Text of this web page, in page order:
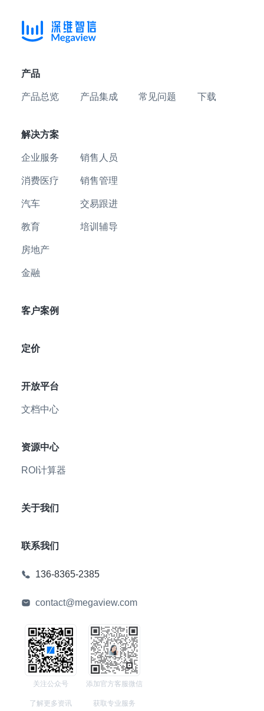
产品
产品总览 产品集成 常见问题 下载
解决方案
企业服务
消费医疗
汽车
教育
房地产
金融
销售人员
销售管理
交易跟进
培训辅导
客户案例
定价
开放平台
文档中心
资源中心
ROI计算器
关于我们
联系我们
136-8365-2385
contact@megaview.com
关注公众号
了解更多资讯
添加官方客服微信
获取专业服务